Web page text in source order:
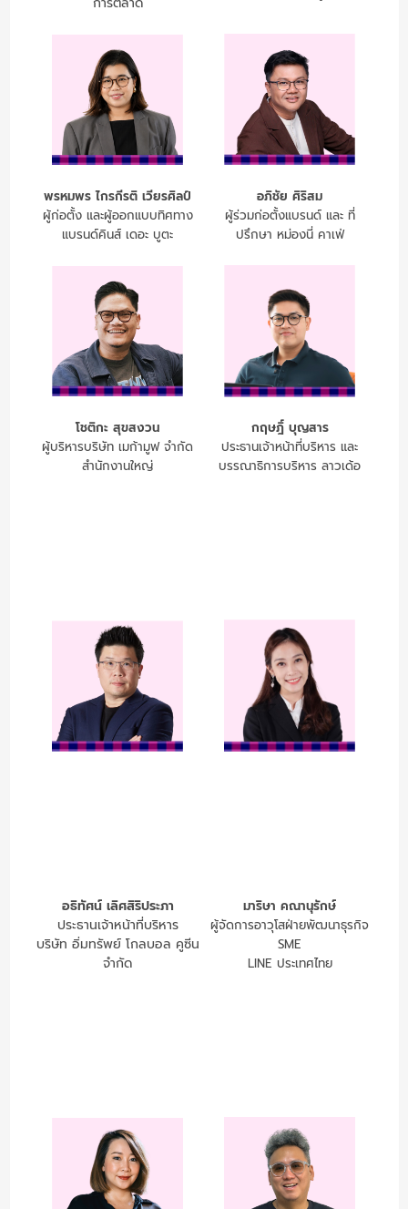
พรหมพร ไกรกีรติ เวียรศิลป์
ผู้ก่อตั้ง และผู้ออกแบบทิศทาง
แบรนด์คินส์ เดอะ บูตะ
อภิชัย ศิริสม
ผู้ร่วมก่อตั้งแบรนด์ และ ที่
ปรึกษา หม่องนี่ คาเฟ่
โชติกะ สุขสงวน
ผู้บริหารบริษัท เมก้ามูฟ จำกัด
สำนักงานใหญ่
กฤษฎิ์ บุญสาร
ประธานเจ้าหน้าที่บริหาร และ
บรรณาธิการบริหาร ลาวเด้อ
อธิทัศน์ เลิศสิริประภา
ประธานเจ้าหน้าที่บริหาร
บริษัท อิ่มทรัพย์ โกลบอล คูซีน
จำกัด
มาริษา คณานุรักษ์
ผู้จัดการอาวุโสฝ่ายพัฒนาธุรกิจ
SME
LINE ประเทศไทย